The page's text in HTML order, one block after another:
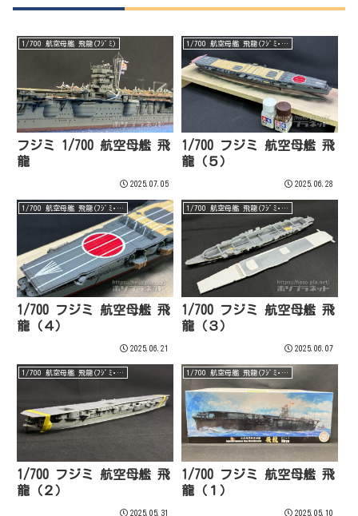
1/700 航空母艦 飛龍(ﾌｼﾞﾐ)
フジミ 1/700 航空母艦 飛
龍
2025.07.05
1/700 航空母艦 飛龍(ﾌｼﾞﾐ･完)
1/700 フジミ 航空母艦 飛
龍（５）
2025.06.28
1/700 航空母艦 飛龍(ﾌｼﾞﾐ･完)
1/700 フジミ 航空母艦 飛
龍（４）
2025.06.21
1/700 航空母艦 飛龍(ﾌｼﾞﾐ･完)
1/700 フジミ 航空母艦 飛
龍（３）
2025.06.07
1/700 航空母艦 飛龍(ﾌｼﾞﾐ･完)
1/700 フジミ 航空母艦 飛
龍（２）
2025.05.31
1/700 航空母艦 飛龍(ﾌｼﾞﾐ･完)
1/700 フジミ 航空母艦 飛
龍（１）
2025.05.10